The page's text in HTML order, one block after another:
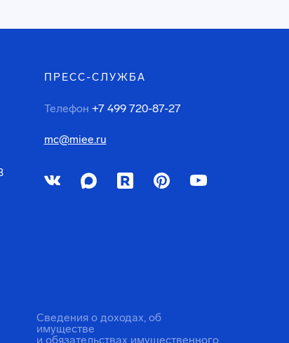
ПРЕСС-СЛУЖБА
Телефон +7 499 720-87-27
mc@miee.ru
Сведения о доходах, об
имуществе
и обязательствах имущественного